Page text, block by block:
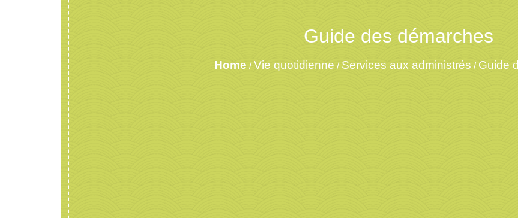
Guide des démarches
Home /Vie quotidienne / Services aux administrés / Guide